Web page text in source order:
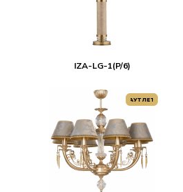
IZA-LG-1(P/6)
АУТЛЕТ